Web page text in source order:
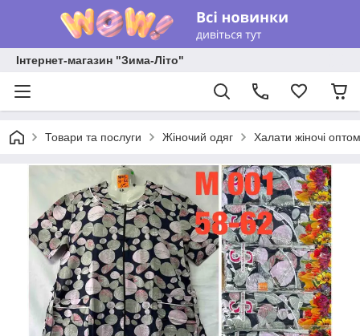
Інтернет-магазин "Зима-Літо"
Товари та послуги Жіночий одяг Халати жіночі оптом